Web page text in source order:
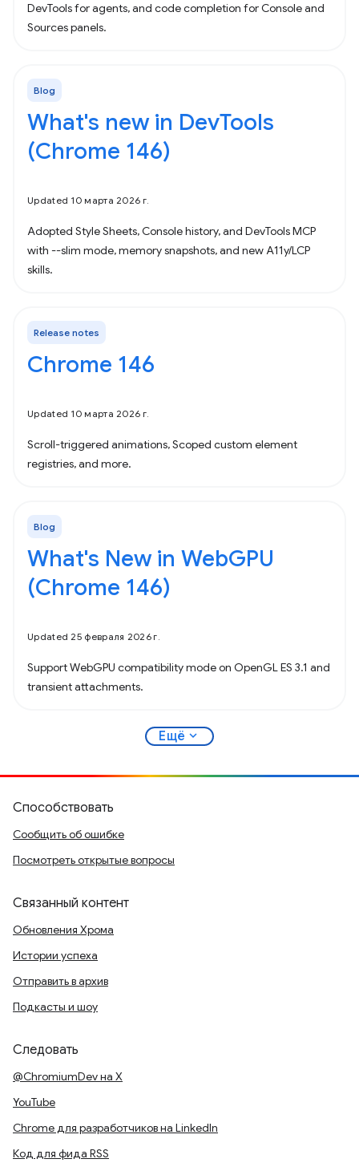
DevTools for agents, and code completion for Console and
Sources panels.
Blog
What's new in DevTools
(Chrome 146)
Updated 10 марта 2026 г.
Adopted Style Sheets, Console history, and DevTools MCP
with --slim mode, memory snapshots, and new A11y/LCP
skills.
Release notes
Chrome 146
Updated 10 марта 2026 г.
Scroll-triggered animations, Scoped custom element
registries, and more.
Blog
What's New in WebGPU
(Chrome 146)
Updated 25 февраля 2026 г.
Support WebGPU compatibility mode on OpenGL ES 3.1 and
transient attachments.
Ещё expand_more
Способствовать
Сообщить об ошибке
Посмотреть открытые вопросы
Связанный контент
Обновления Хрома
Истории успеха
Отправить в архив
Подкасты и шоу
Следовать
@ChromiumDev на X
YouTube
Chrome для разработчиков на LinkedIn
Код для фида RSS